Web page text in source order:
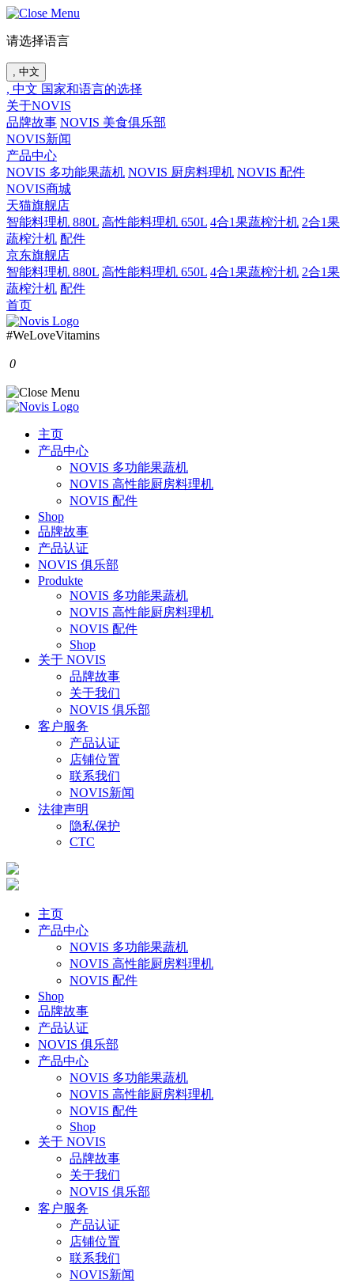
请选择语言
, 中文
, 中文 国家和语言的选择
关于NOVIS
品牌故事 NOVIS 美食俱乐部
NOVIS新闻
产品中心
NOVIS 多功能果蔬机 NOVIS 厨房料理机 NOVIS 配件
NOVIS商城
天猫旗舰店
智能料理机 880L 高性能料理机 650L 4合1果蔬榨汁机 2合1果
蔬榨汁机 配件
京东旗舰店
智能料理机 880L 高性能料理机 650L 4合1果蔬榨汁机 2合1果
蔬榨汁机 配件
首页
#WeLoveVitamins
0
主页
产品中心
NOVIS 多功能果蔬机
NOVIS 高性能厨房料理机
NOVIS 配件
Shop
品牌故事
产品认证
NOVIS 俱乐部
Produkte
NOVIS 多功能果蔬机
NOVIS 高性能厨房料理机
NOVIS 配件
Shop
关于 NOVIS
品牌故事
关于我们
NOVIS 俱乐部
客户服务
产品认证
店铺位置
联系我们
NOVIS新闻
法律声明
隐私保护
CTC
主页
产品中心
NOVIS 多功能果蔬机
NOVIS 高性能厨房料理机
NOVIS 配件
Shop
品牌故事
产品认证
NOVIS 俱乐部
产品中心
NOVIS 多功能果蔬机
NOVIS 高性能厨房料理机
NOVIS 配件
Shop
关于 NOVIS
品牌故事
关于我们
NOVIS 俱乐部
客户服务
产品认证
店铺位置
联系我们
NOVIS新闻